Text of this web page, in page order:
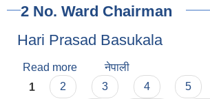
2 No. Ward Chairman
Hari Prasad Basukala
Read more about Hari Prasad Basukala
नेपाली
Pages
1 2 3 4 5